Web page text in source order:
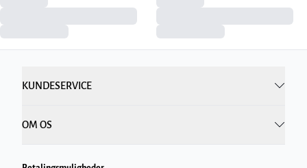
KUNDESERVICE
OM OS